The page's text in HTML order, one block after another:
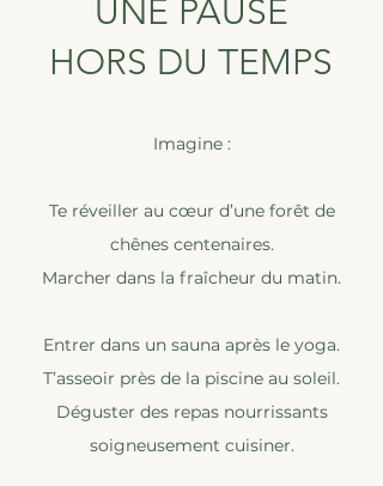
UNE PAUSE
HORS DU TEMPS
Imagine :
Te réveiller au cœur d’une forêt de
chênes centenaires.
Marcher dans la fraîcheur du matin.
Entrer dans un sauna après le yoga.
T’asseoir près de la piscine au soleil.
Déguster des repas nourrissants
soigneusement cuisiner.